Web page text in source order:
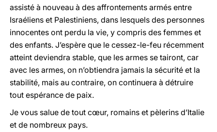
assisté à nouveau à des affrontements armés entre
Israéliens et Palestiniens, dans lesquels des personnes
innocentes ont perdu la vie, y compris des femmes et
des enfants. J’espère que le cessez-le-feu récemment
atteint deviendra stable, que les armes se tairont, car
avec les armes, on n’obtiendra jamais la sécurité et la
stabilité, mais au contraire, on continuera à détruire
tout espérance de paix.
Je vous salue de tout cœur, romains et pèlerins d’Italie
et de nombreux pays.